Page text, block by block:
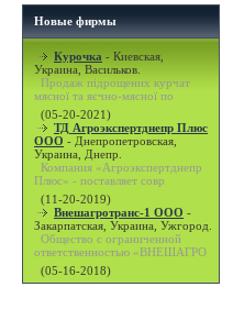
Новые фирмы
Курочка - Киевская,
Украина, Васильков.
Продаж підрощених курчат
мясної та яєчно-мясної по
(05-20-2021)
ТД Агроэкспертднепр Плюс
ООО - Днепропетровская,
Украина, Днепр.
Компания «Агроэкспертднепр
Плюс» - поставляет совр
(11-20-2019)
Внешагротранс-1 ООО -
Закарпатская, Украина, Ужгород.
Общество с ограниченной
ответственностью «ВНЕШАГРО
(05-16-2018)